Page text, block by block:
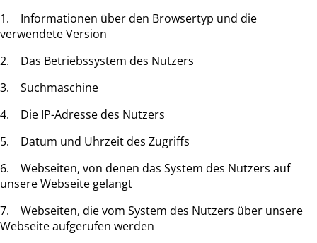
1. Informationen über den Browsertyp und die
verwendete Version
2. Das Betriebssystem des Nutzers
3. Suchmaschine
4. Die IP-Adresse des Nutzers
5. Datum und Uhrzeit des Zugriffs
6. Webseiten, von denen das System des Nutzers auf
unsere Webseite gelangt
7. Webseiten, die vom System des Nutzers über unsere
Webseite aufgerufen werden